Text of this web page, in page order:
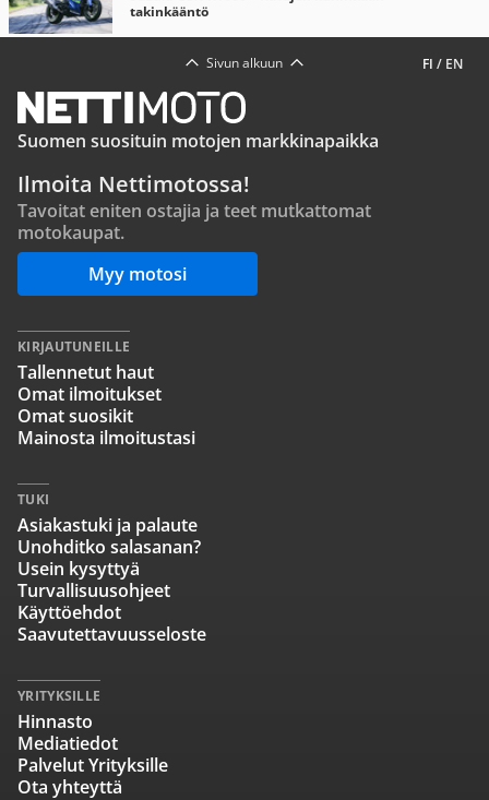
takinkääntö
FI / EN
Sivun alkuun
Suomen suosituin motojen markkinapaikka
Ilmoita Nettimotossa!
Tavoitat eniten ostajia ja teet mutkattomat
motokaupat.
Myy motosi
KIRJAUTUNEILLE
Tallennetut haut
Omat ilmoitukset
Omat suosikit
Mainosta ilmoitustasi
TUKI
Asiakastuki ja palaute
Unohditko salasanan?
Usein kysyttyä
Turvallisuusohjeet
Käyttöehdot
Saavutettavuusseloste
YRITYKSILLE
Hinnasto
Mediatiedot
Palvelut Yrityksille
Ota yhteyttä